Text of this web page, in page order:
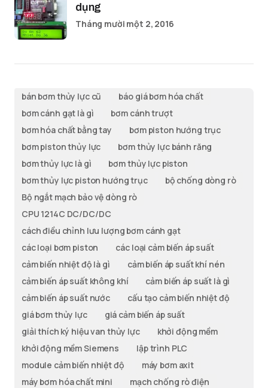
dụng
Tháng mười một 2, 2016
bán bơm thủy lực cũ
báo giá bơm hóa chất
bơm cánh gạt là gì
bơm cánh trượt
bơm hóa chất bằng tay
bơm piston hướng trục
bơm piston thủy lực
bơm thủy lực bánh răng
bơm thủy lực là gì
bơm thủy lực piston
bơm thủy lực piston hướng trục
bộ chống dòng rò
Bộ ngắt mạch bảo vệ dòng rò
CPU 1214C DC/DC/DC
cách điều chỉnh lưu lượng bơm cánh gạt
các loại bơm piston
các loại cảm biến áp suất
cảm biến nhiệt độ là gì
cảm biến áp suất khí nén
cảm biến áp suất không khí
cảm biến áp suất là gì
cảm biến áp suất nước
cấu tạo cảm biến nhiệt độ
giá bơm thủy lực
giá cảm biến áp suất
giải thích ký hiệu van thủy lực
khởi động mềm
khởi động mềm Siemens
lập trình PLC
module cảm biến nhiệt độ
máy bơm axit
máy bơm hóa chất mini
mạch chống rò điện